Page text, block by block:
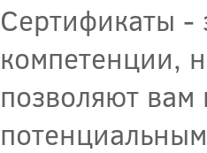
Сертификаты -
компетенции,
позволяют вам